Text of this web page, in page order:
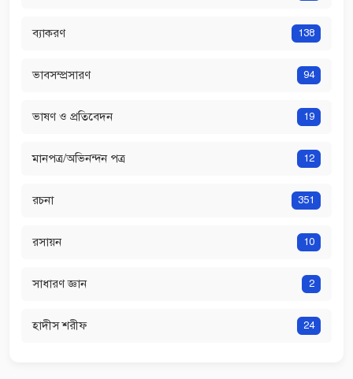
ব্যাকরণ 138
ভাবসম্প্রসারণ 94
ভাষণ ও প্রতিবেদন 19
মানপত্র/অভিনন্দন পত্র 12
রচনা 351
রসায়ন 10
সাধারণ জ্ঞান 2
হাদীস শরীফ 24